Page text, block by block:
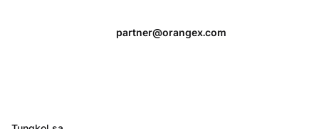
partner@orangex.com